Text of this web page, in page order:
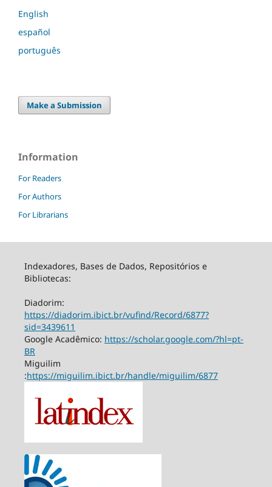
English
español
português
Make a Submission
Information
For Readers
For Authors
For Librarians
Indexadores, Bases de Dados, Repositórios e
Bibliotecas:
Diadorim:
https://diadorim.ibict.br/vufind/Record/6877?
sid=3439611
Google Acadêmico: https://scholar.google.com/?hl=pt-
BR
Miguilim
:https://miguilim.ibict.br/handle/miguilim/6877